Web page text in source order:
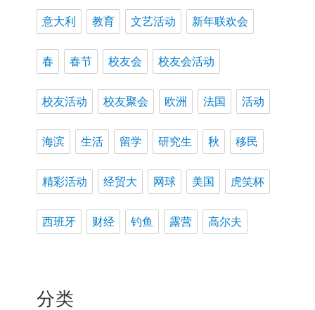
意大利 教育 文艺活动 新年联欢会
春 春节 校友会 校友会活动
校友活动 校友聚会 欧洲 法国 活动
海滨 生活 留学 研究生 秋 移民
精彩活动 经贸大 网球 美国 虎笑杯
西班牙 财经 钓鱼 露营 高尔夫
分类